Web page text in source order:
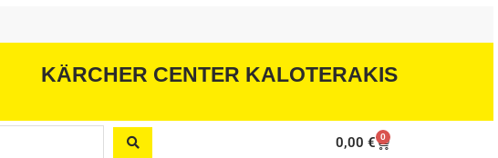
KÄRCHER CENTER KALOTERAKIS
0,00€ 0
Cart